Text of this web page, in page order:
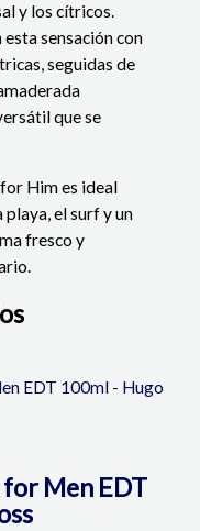
y los cítricos.
sensación con
seguidas de
que se
Him es ideal
el surf y un
fresco y
for Men EDT